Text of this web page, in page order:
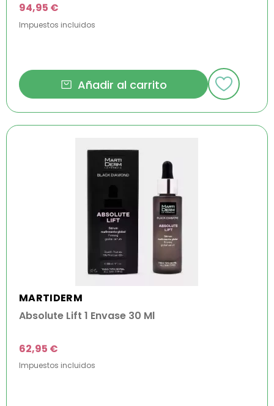
94,95 €
Impuestos incluidos
Añadir al carrito
MARTIDERM
Absolute Lift 1 Envase 30 Ml
62,95 €
Impuestos incluidos